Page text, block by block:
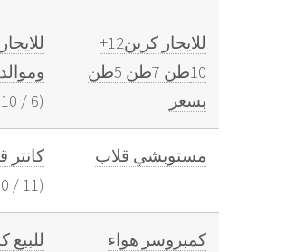
للايجار كرين12+
10طن 7طن 5طن
بسعر
(
6
/
10
مستوبشي قلاب
كانتر
(
11
/
كمبروسر هواء